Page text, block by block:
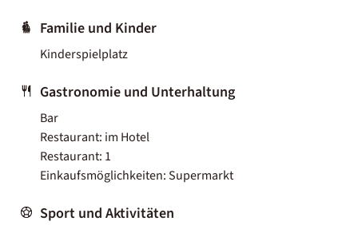
Familie und Kinder
Kinderspielplatz
Gastronomie und Unterhaltung
Bar
Restaurant: im Hotel
Restaurant: 1
Einkaufsmöglichkeiten: Supermarkt
Sport und Aktivitäten